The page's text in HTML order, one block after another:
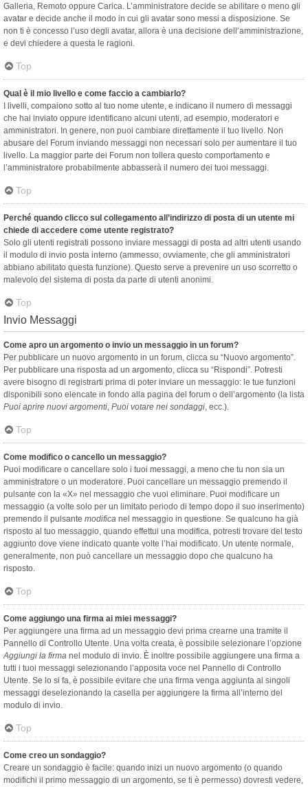
Galleria, Remoto oppure Carica. L’amministratore decide se abilitare o meno gli
avatar e decide anche il modo in cui gli avatar sono messi a disposizione. Se
non ti è concesso l’uso degli avatar, allora è una decisione dell’amministrazione,
e devi chiedere a questa le ragioni.
Top
Qual è il mio livello e come faccio a cambiarlo?
I livelli, compaiono sotto al tuo nome utente, e indicano il numero di messaggi
che hai inviato oppure identificano alcuni utenti, ad esempio, moderatori e
amministratori. In genere, non puoi cambiare direttamente il tuo livello. Non
abusare del Forum inviando messaggi non necessari solo per aumentare il tuo
livello. La maggior parte dei Forum non tollera questo comportamento e
l’amministratore probabilmente abbasserà il numero dei tuoi messaggi.
Top
Perché quando clicco sul collegamento all’indirizzo di posta di un utente mi
chiede di accedere come utente registrato?
Solo gli utenti registrati possono inviare messaggi di posta ad altri utenti usando
il modulo di invio posta interno (ammesso, ovviamente, che gli amministratori
abbiano abilitato questa funzione). Questo serve a prevenire un uso scorretto o
malevolo del sistema di posta da parte di utenti anonimi.
Top
Invio Messaggi
Come apro un argomento o invio un messaggio in un forum?
Per pubblicare un nuovo argomento in un forum, clicca su “Nuovo argomento”.
Per pubblicare una risposta ad un argomento, clicca su “Rispondi”. Potresti
avere bisogno di registrarti prima di poter inviare un messaggio: le tue funzioni
disponibili sono elencate in fondo alla pagina del forum o dell’argomento (la lista
Puoi aprire nuovi argomenti, Puoi votare nei sondaggi, ecc.).
Top
Come modifico o cancello un messaggio?
Puoi modificare o cancellare solo i tuoi messaggi, a meno che tu non sia un
amministratore o un moderatore. Puoi cancellare un messaggio premendo il
pulsante con la «X» nel messaggio che vuoi eliminare. Puoi modificare un
messaggio (a volte solo per un limitato periodo di tempo dopo il suo inserimento)
premendo il pulsante modifica nel messaggio in questione. Se qualcuno ha già
risposto al tuo messaggio, quando effettui una modifica, potresti trovare del testo
aggiunto dove viene indicato quante volte l’hai modificato. Un utente normale,
generalmente, non può cancellare un messaggio dopo che qualcuno ha
risposto.
Top
Come aggiungo una firma ai miei messaggi?
Per aggiungere una firma ad un messaggio devi prima crearne una tramite il
Pannello di Controllo Utente. Una volta creata, è possibile selezionare l’opzione
Aggiungi la firma nel modulo di invio. È inoltre possibile aggiungere una firma a
tutti i tuoi messaggi selezionando l’apposita voce nel Pannello di Controllo
Utente. Se lo si fa, è possibile evitare che una firma venga aggiunta ai singoli
messaggi deselezionando la casella per aggiungere la firma all’interno del
modulo di invio.
Top
Come creo un sondaggio?
Creare un sondaggio è facile: quando inizi un nuovo argomento (o quando
modifichi il primo messaggio di un argomento, se ti è permesso) dovresti vedere,